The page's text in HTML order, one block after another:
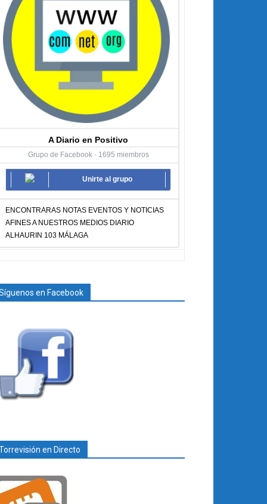
A Diario en Positivo
Grupo de Facebook · 1695 miembros
Unirte al grupo
ENCONTRARAS NOTAS EVENTOS Y NOTICIAS
AFINES A NUESTROS MEDIOS DIARIO
ALHAURIN 103 MÁLAGA
en Facebook
en Directo